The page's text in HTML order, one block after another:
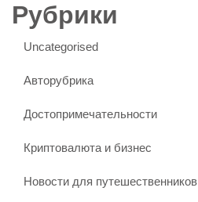
Рубрики
Uncategorised
Авторубрика
Достопримечательности
Криптовалюта и бизнес
Новости для путешественников